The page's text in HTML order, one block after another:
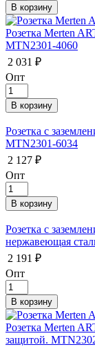
Розетка Merten
MTN2301-4060
2 031 ₽
Опт
Розетка с
MTN2301-6034
2 127 ₽
Опт
Розетка с
нержавеющая
2 191 ₽
Опт
Розетка Merten
защитой.